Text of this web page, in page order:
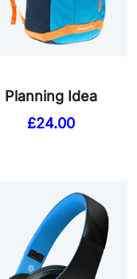
Planning Idea
£24.00